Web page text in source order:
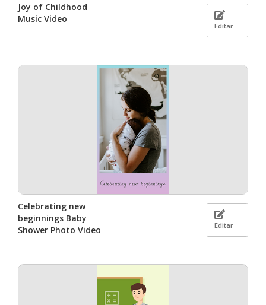
Joy of Childhood
Music Video
Editar
Celebrating new
beginnings Baby
Shower Photo Video
Editar